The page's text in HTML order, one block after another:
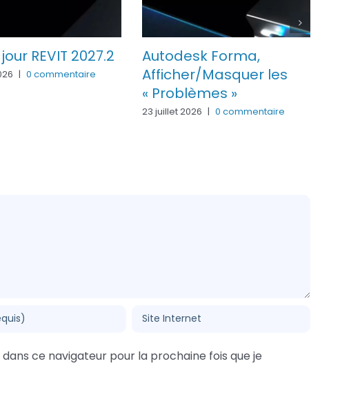
REVIT 2027.2
| 0 commentaire
Autodesk Forma,
Afficher/Masquer les
« Problèmes »
23 juillet 2026 | 0 commentaire
ce navigateur pour la prochaine fois que je